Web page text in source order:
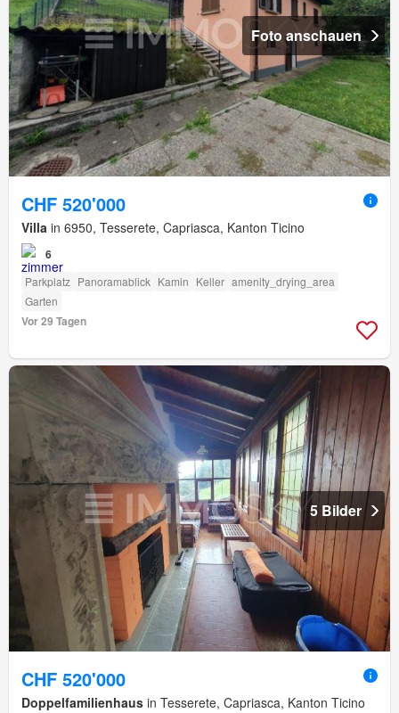
Foto anschauen
CHF 520'000
Villa in 6950, Tesserete, Capriasca, Kanton Ticino
6
Parkplatz Panoramablick Kamin Keller amenity_drying_area
Garten
Vor 29 Tagen
5 Bilder
CHF 520'000
Doppelfamilienhaus in Tesserete, Capriasca, Kanton Ticino